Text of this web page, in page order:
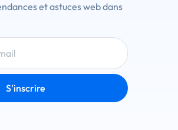
et astuces web dans
S'inscrire